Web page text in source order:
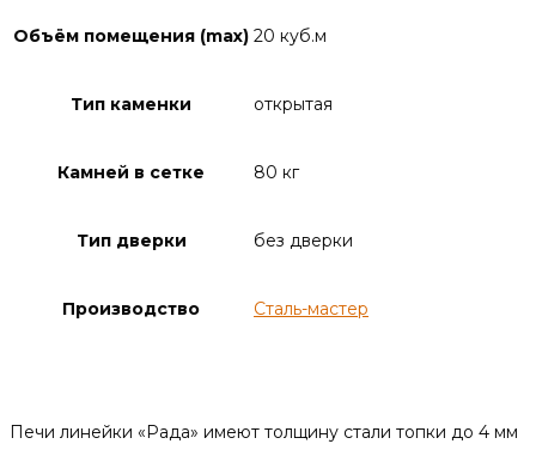
Объём помещения (max) 20 куб.м
Тип каменки открытая
Камней в сетке 80 кг
Тип дверки без дверки
Производство Сталь-мастер
Печи линейки «Рада» имеют толщину стали топки до 4 мм